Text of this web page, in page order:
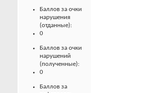
Баллов за очки
нарушения
(отданные):
0
Баллов за очки
нарушений
(полученные):
0
Баллов за